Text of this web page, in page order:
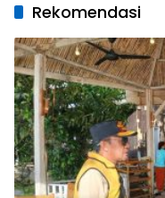
Rekomendasi